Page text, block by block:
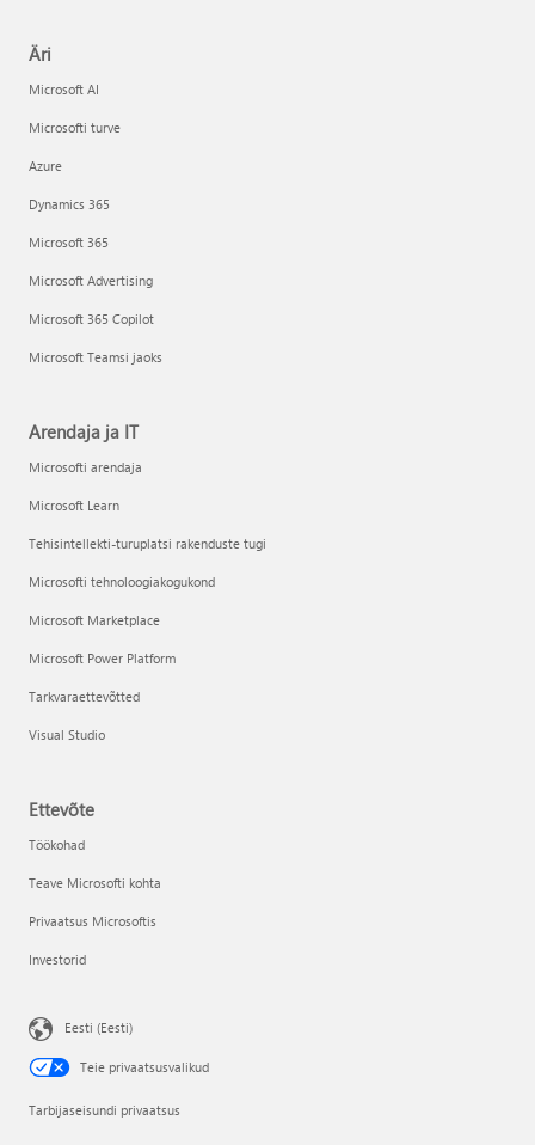
Äri
Microsoft AI
Microsofti turve
Azure
Dynamics 365
Microsoft 365
Microsoft Advertising
Microsoft 365 Copilot
Microsoft Teamsi jaoks
Arendaja ja IT
Microsofti arendaja
Microsoft Learn
Tehisintellekti-turuplatsi rakenduste tugi
Microsofti tehnoloogiakogukond
Microsoft Marketplace
Microsoft Power Platform
Tarkvaraettevõtted
Visual Studio
Ettevõte
Töökohad
Teave Microsofti kohta
Privaatsus Microsoftis
Investorid
Eesti (Eesti)
Teie privaatsusvalikud
Tarbijaseisundi privaatsus